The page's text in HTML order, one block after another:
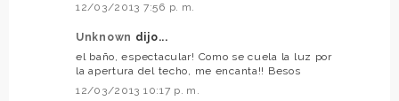
12/03/2013 7:56 p. m.
Unknown dijo...
el baño, espectacular! Como se cuela la luz por
la apertura del techo, me encanta!! Besos
12/03/2013 10:17 p. m.